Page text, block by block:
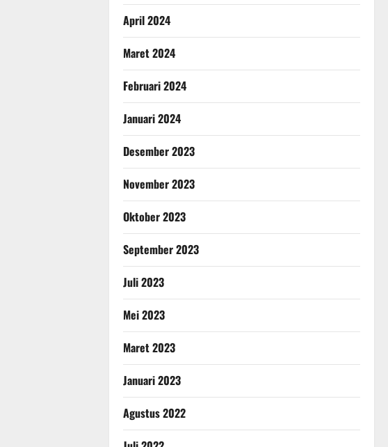
April 2024
Maret 2024
Februari 2024
Januari 2024
Desember 2023
November 2023
Oktober 2023
September 2023
Juli 2023
Mei 2023
Maret 2023
Januari 2023
Agustus 2022